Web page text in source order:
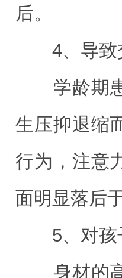
后。
4、导致
学龄期患
生压抑退缩
行为，注意
面明显落后
5、对孩
身材的高